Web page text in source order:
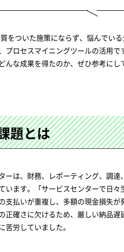
をついた施策にならず、悩んでい
プロセスマイニングツールの活用
な成果を得たのか、ぜひ参考にし
題とは
ーは、財務、レポーティング、調
います。「サービスセンターで日
支払いが重複し、多額の現金損失
正確さに欠けるため、厳しい納品
労していました。